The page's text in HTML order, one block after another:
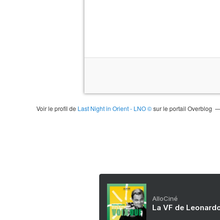
Voir le profil de Last Night in Orient - LNO ©sur le portail Overblog
AlloCiné
La VF de